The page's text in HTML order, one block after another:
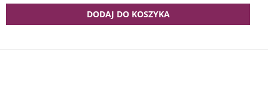
DODAJ DO KOSZYKA